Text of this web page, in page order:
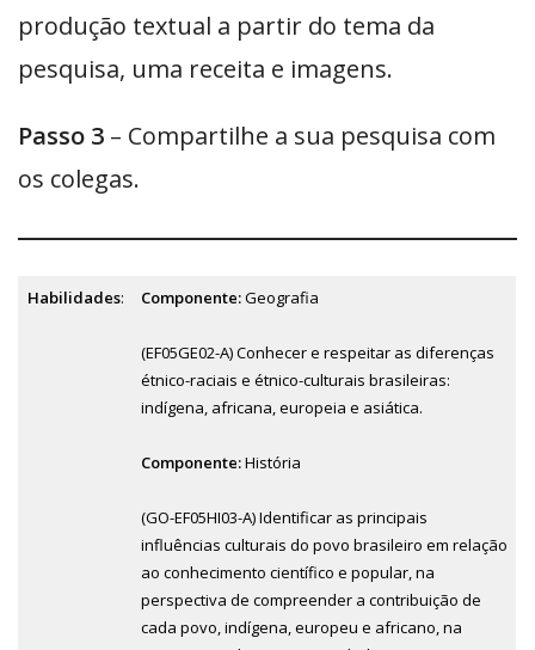
produção textual a partir do tema da
pesquisa, uma receita e imagens.
Passo 3 – Compartilhe a sua pesquisa com
os colegas.
Habilidades: Componente:Geografia
(EF05GE02-A) Conhecer e respeitar as diferenças
étnico-raciais e étnico-culturais brasileiras:
indígena, africana, europeia e asiática.
Componente:História
(GO-EF05HI03-A) Identificar as principais
influências culturais do povo brasileiro em relação
ao conhecimento científico e popular, na
perspectiva de compreender a contribuição de
cada povo, indígena, europeu e africano, na